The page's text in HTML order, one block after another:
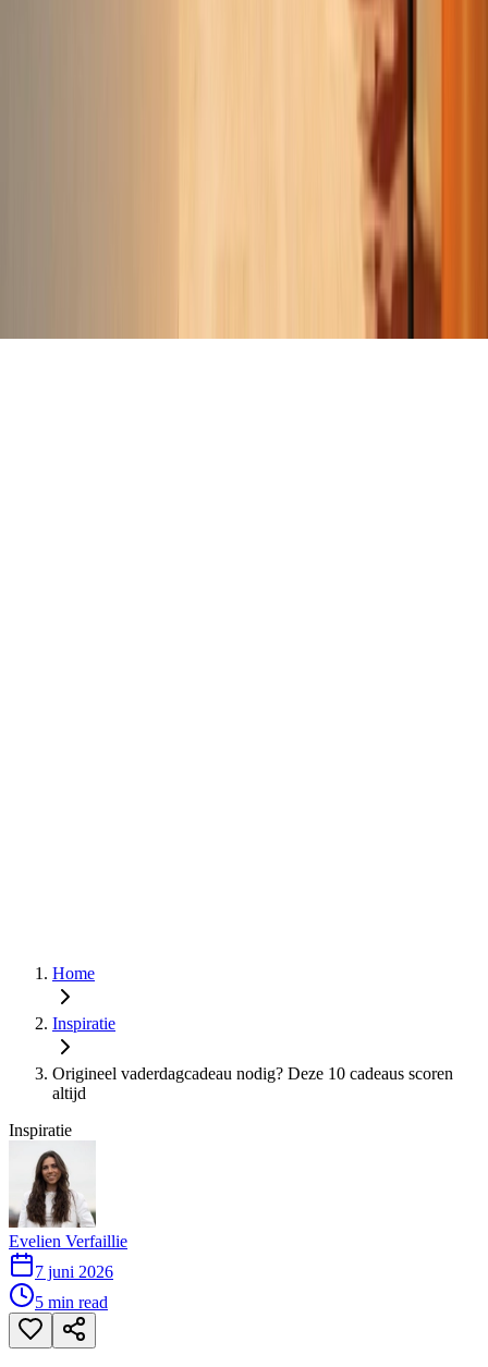
Home
Inspiratie
Origineel vaderdagcadeau nodig? Deze 10 cadeaus scoren
altijd
Inspiratie
Evelien Verfaillie
7 juni 2026
5 min read